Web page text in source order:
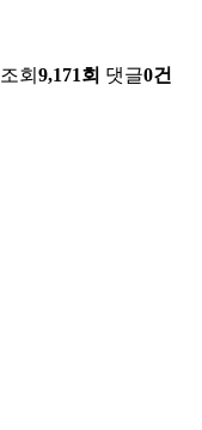
조회 9,171회 댓글0건